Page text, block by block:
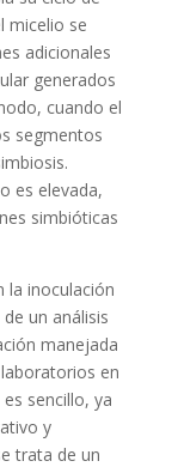
micelio se
adicionales
generados
cuando el
segmentos
es elevada,
simbióticas
la inoculación
un análisis
manejada
en
sencillo, ya
y
trata de un